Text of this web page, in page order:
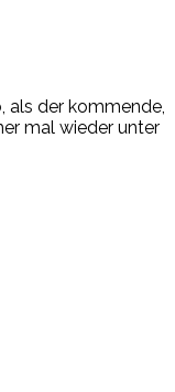
als der kommende,
mal wieder unter